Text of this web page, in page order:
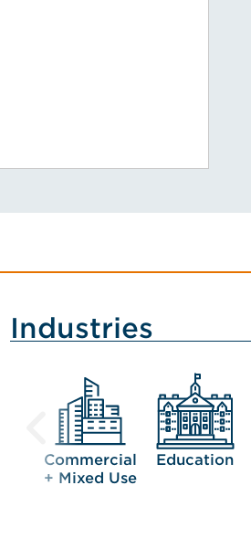
Industries
Commercial
+ Mixed Use
Education